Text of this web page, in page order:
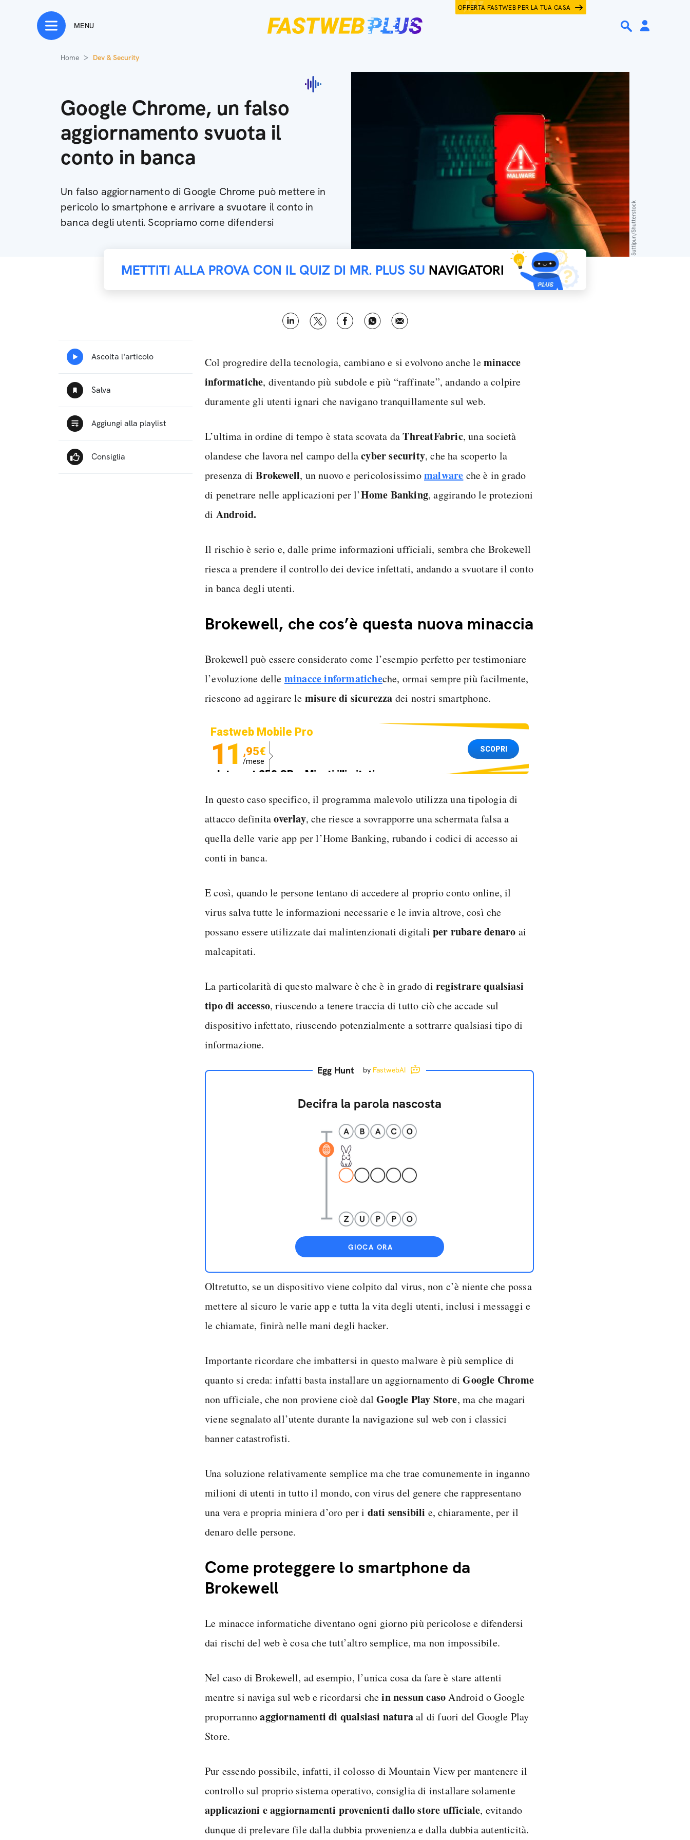
OFFERTA FASTWEB PER LA TUA CASA
MENU
Home Dev & Security
Google Chrome, un falso
aggiornamento svuota il
conto in banca
Un falso aggiornamento di Google Chrome può mettere in
pericolo lo smartphone e arrivare a svuotare il conto in
banca degli utenti. Scopriamo come difendersi
Suttipun/Shutterstock
METTITI ALLA PROVA CON IL QUIZ DI MR. PLUS SU NAVIGATORI
Col progredire della tecnologia, cambiano e si evolvono anche leminacce
informatiche, diventando più subdole e più “raffinate”, andando a colpire
duramente gli utenti ignari che navigano tranquillamente sul web.
L’ultima in ordine di tempo è stata scovata daThreatFabric, una società
olandese che lavora nel campo dellacyber security, che ha scoperto la
presenza diBrokewell, un nuovo e pericolosissimomalware che è in grado
di penetrare nelle applicazioni per l’Home Banking, aggirando le protezioni
di Android.
Il rischio è serio e, dalle prime informazioni ufficiali, sembra che Brokewell
riesca a prendere il controllo dei device infettati, andando a svuotare il conto
in banca degli utenti.
Brokewell, che cos’è questa nuova minaccia
Brokewell può essere considerato come l’esempio perfetto per testimoniare
l’evoluzione delle minacce informaticheche, ormai sempre più facilmente,
riescono ad aggirare le misuredi sicurezza dei nostri smartphone.
Fastweb Mobile Pro
11 ,95€
/mese
Internet 250 GB e Minuti illimitati
SCOPRI
In questo caso specifico, il programma malevolo utilizza una tipologia di
attacco definitaoverlay, che riesce a sovrapporre una schermata falsa a
quella delle varie app per l’Home Banking, rubando i codici di accesso ai
conti in banca.
E così, quando le persone tentano di accedere al proprio conto online, il
virus salva tutte le informazioni necessarie e le invia altrove, così che
possano essere utilizzate dai malintenzionati digitaliper rubare denaro ai
malcapitati.
La particolarità di questo malware è che è in grado di registrare qualsiasi
tipo di accesso, riuscendo a tenere traccia di tutto ciò che accade sul
dispositivo infettato, riuscendo potenzialmente a sottrarre qualsiasi tipo di
informazione.
Egg Hunt by FastwebAI
Decifra la parola nascosta
GIOCA ORA
Oltretutto, se un dispositivo viene colpito dal virus, non c’è niente che possa
mettere al sicuro le varie app e tutta la vita degli utenti, inclusi i messaggi e
le chiamate, finirà nelle mani degli hacker.
Importante ricordare che imbattersi in questo malware è più semplice di
quanto si creda: infatti basta installare un aggiornamento diGoogle Chrome
non ufficiale, che non proviene cioè dalGoogle Play Store, ma che magari
viene segnalato all’utente durante la navigazione sul web con i classici
banner catastrofisti.
Una soluzione relativamente semplice ma che trae comunemente in inganno
milioni di utenti in tutto il mondo, con virus del genere che rappresentano
una vera e propria miniera d’oro per i dati sensibili e, chiaramente, per il
denaro delle persone.
Come proteggere lo smartphone da
Brokewell
Le minacce informatiche diventano ogni giorno più pericolose e difendersi
dai rischi del web è cosa che tutt’altro semplice, ma non impossibile.
Nel caso di Brokewell, ad esempio, l’unica cosa da fare è stare attenti
mentre si naviga sul web e ricordarsi chein nessun casoAndroid o Google
proporrannoaggiornamenti di qualsiasi naturaal di fuori del Google Play
Store.
Pur essendo possibile, infatti, il colosso di Mountain View per mantenere il
controllo sul proprio sistema operativo, consiglia di installare solamente
applicazioni e aggiornamenti provenienti dallo store ufficiale, evitando
dunque di prelevare file dalla dubbia provenienza e dalla dubbia autenticità.